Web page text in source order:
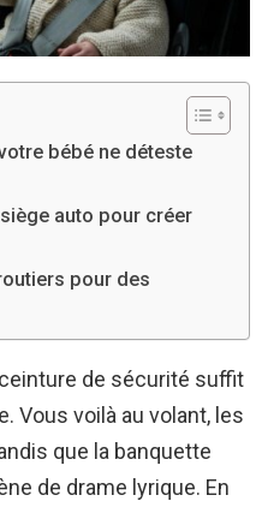
bébé ne déteste
auto pour créer
pour des
de sécurité suffit
Vous voilà au volant, les
que la banquette
de drame lyrique. En